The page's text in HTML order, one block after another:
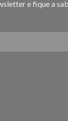
e fique a